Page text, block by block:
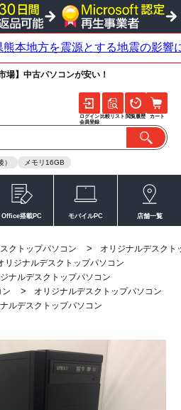
場】中古パソコンが安い！
メモリ16GB
ログイン
会員登録
比較リスト 閲覧履歴 カート
Office搭載PC モバイルPC 店舗一覧
クトップパソコン >
オリジナルデスクト
リジナルデスクトップパソコン
ナルデスクトップパソコン
ン >
オリジナルデスクトップパソコン
ルデスクトップパソコン